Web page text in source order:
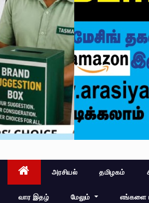
அரசியல் தமிழகம்
வார இதழ் மேலும் எங்களை